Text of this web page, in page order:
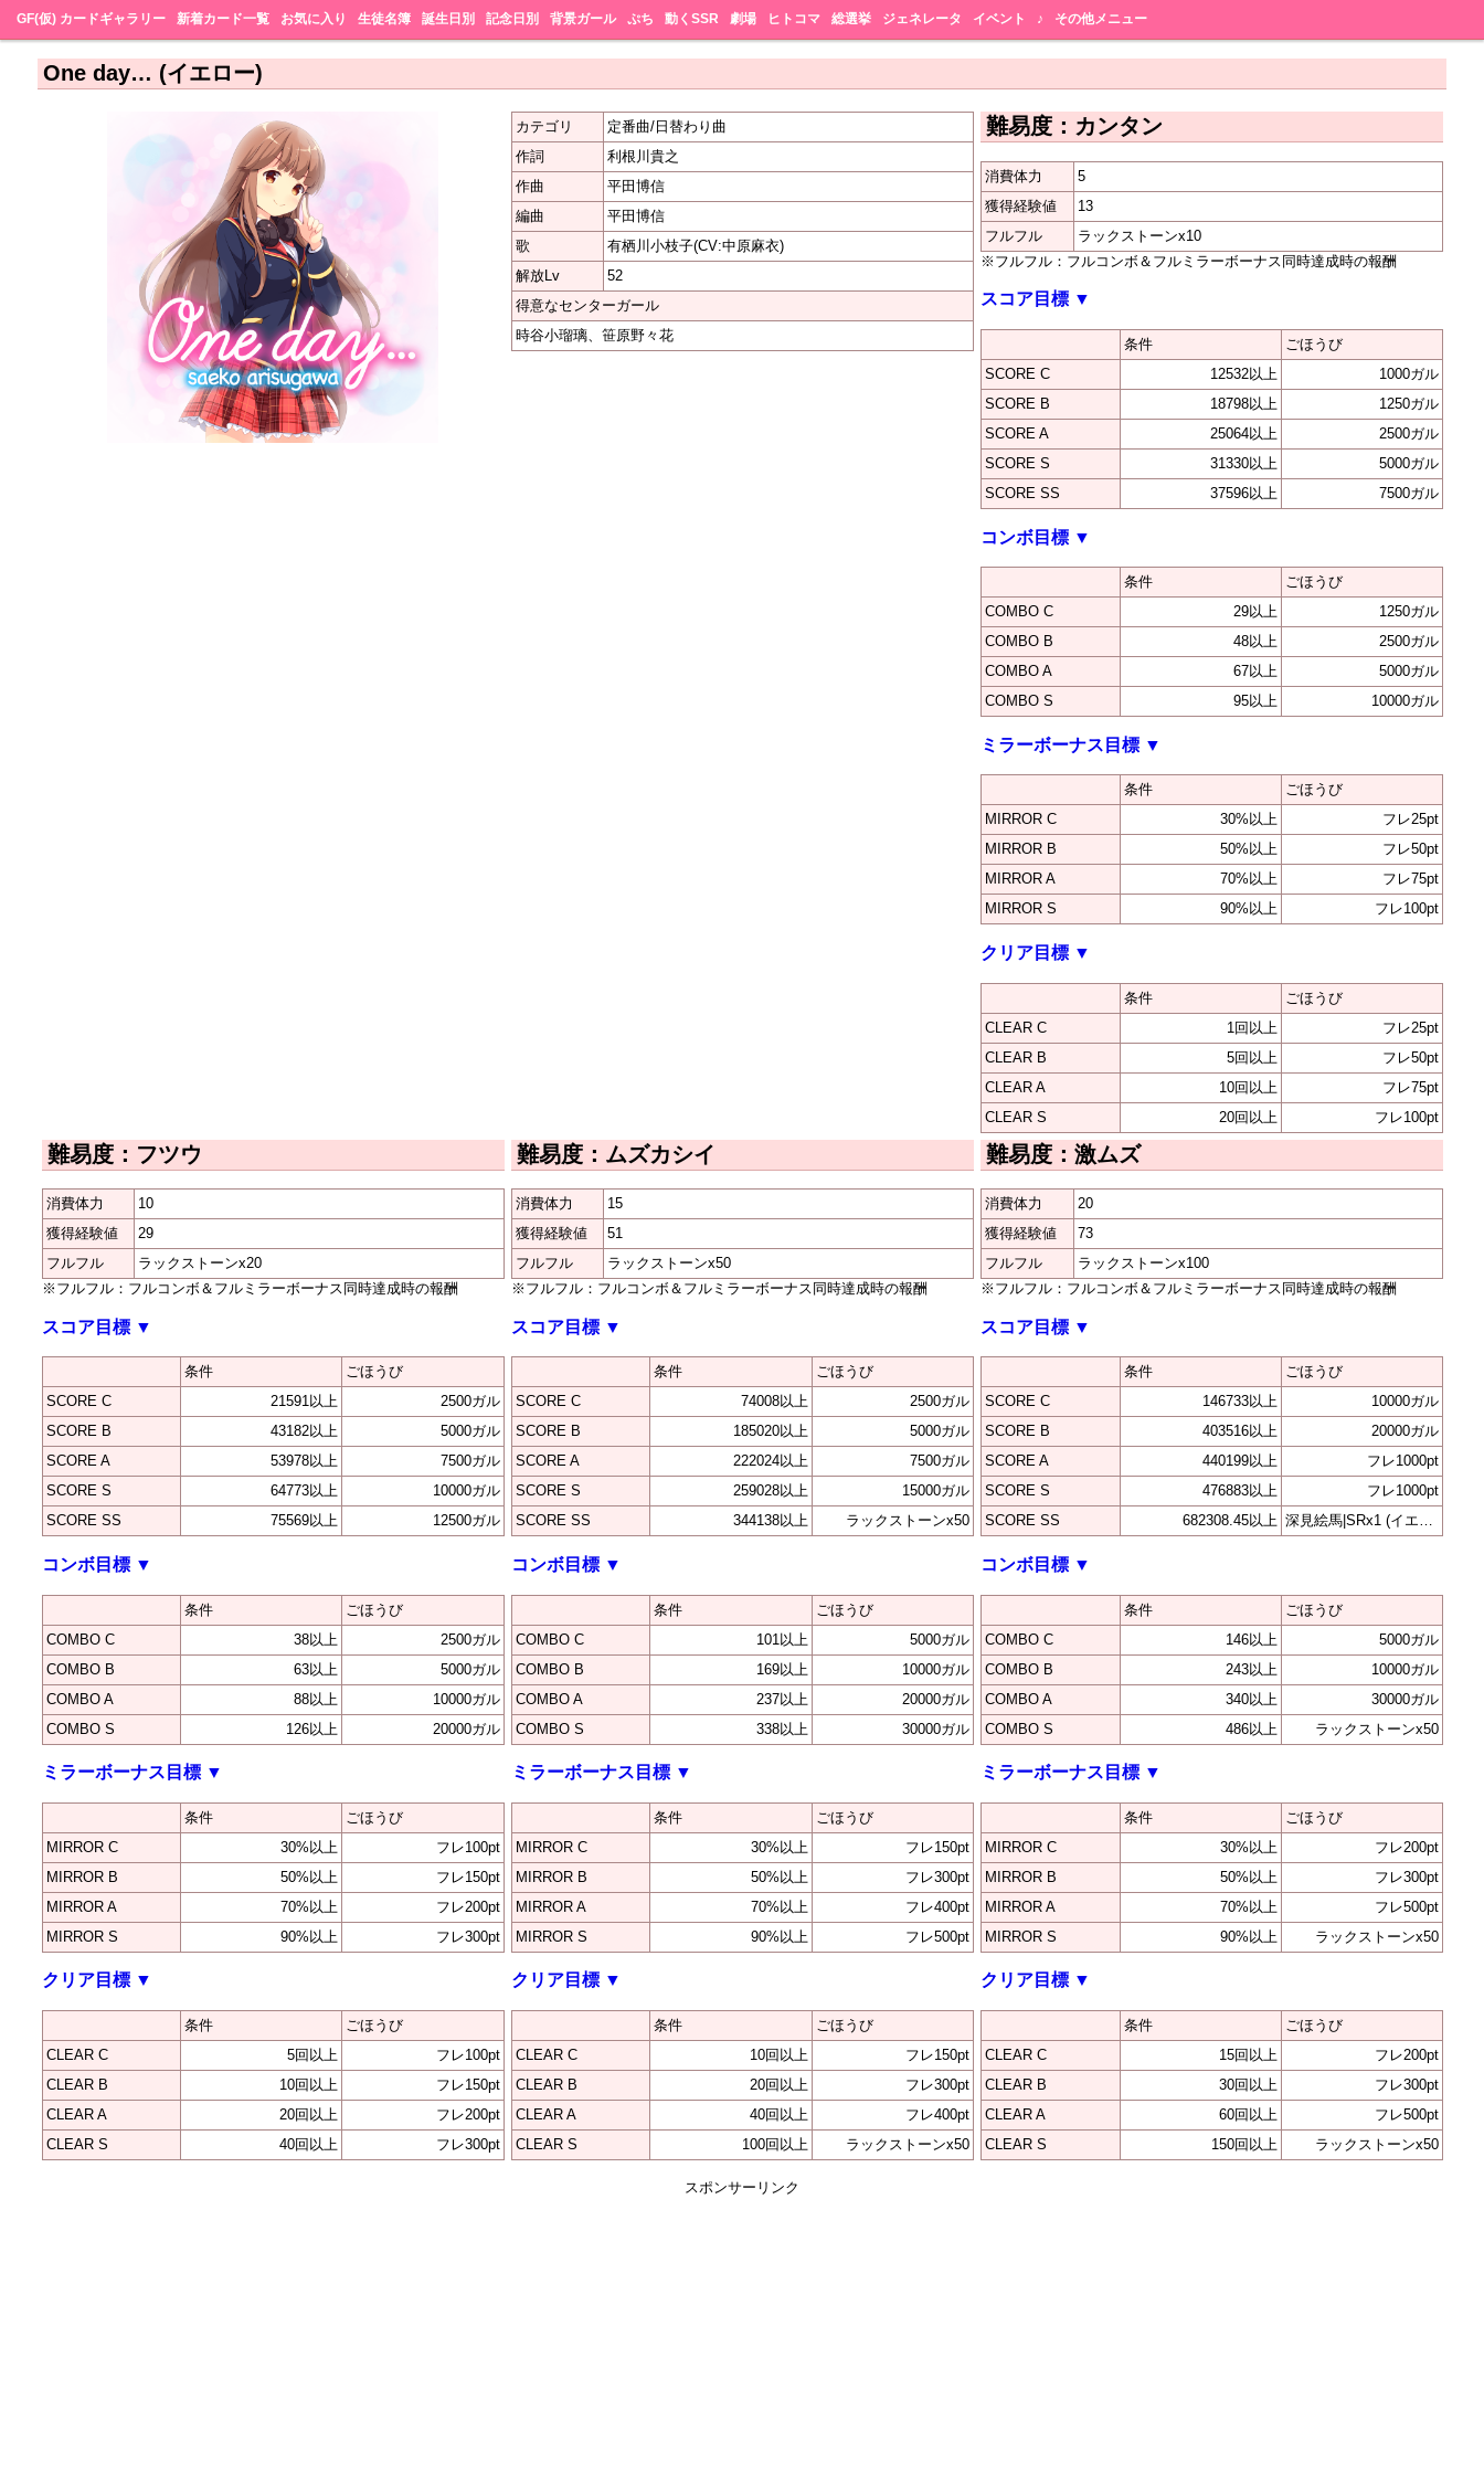
GF(仮) カードギャラリー 新着カード一覧 お気に入り 生徒名簿 誕生日別 記念日別 背景ガール ぷち 動くSSR 劇場 ヒトコマ 総選挙 ジェネレータ イベント ♪ その他メニュー
One day… (イエロー)
カテゴリ
定番曲/日替わり曲
作詞
利根川貴之
作曲
平田博信
編曲
平田博信
歌
有栖川小枝子(CV:中原麻衣)
解放Lv
52
得意なセンターガール
時谷小瑠璃、笹原野々花
難易度：カンタン
消費体力
5
獲得経験値
13
フルフル
ラックストーンx10
※フルフル：フルコンボ＆フルミラーボーナス同時達成時の報酬
スコア目標 ▼
条件
ごほうび
SCORE C
12532以上
1000ガル
SCORE B
18798以上
1250ガル
SCORE A
25064以上
2500ガル
SCORE S
31330以上
5000ガル
SCORE SS
37596以上 7500ガル
コンボ目標 ▼
条件
ごほうび
COMBO C
29以上
1250ガル
COMBO B
48以上
2500ガル
COMBO A
67以上
5000ガル
COMBO S
95以上 10000ガル
ミラーボーナス目標 ▼
条件
ごほうび
MIRROR C
30%以上
フレ25pt
MIRROR B
50%以上
フレ50pt
MIRROR A
70%以上
フレ75pt
MIRROR S
90%以上 フレ100pt
クリア目標 ▼
条件
ごほうび
CLEAR C
1回以上
フレ25pt
CLEAR B
5回以上
フレ50pt
CLEAR A
10回以上
フレ75pt
CLEAR S
20回以上 フレ100pt
難易度：フツウ
消費体力
10
獲得経験値
29
フルフル
ラックストーンx20
※フルフル：フルコンボ＆フルミラーボーナス同時達成時の報酬
スコア目標 ▼
条件
ごほうび
SCORE C
21591以上
2500ガル
SCORE B
43182以上
5000ガル
SCORE A
53978以上
7500ガル
SCORE S
64773以上
10000ガル
SCORE SS
75569以上 12500ガル
コンボ目標 ▼
条件
ごほうび
COMBO C
38以上
2500ガル
COMBO B
63以上
5000ガル
COMBO A
88以上
10000ガル
COMBO S
126以上 20000ガル
ミラーボーナス目標 ▼
条件
ごほうび
MIRROR C
30%以上
フレ100pt
MIRROR B
50%以上
フレ150pt
MIRROR A
70%以上
フレ200pt
MIRROR S
90%以上 フレ300pt
クリア目標 ▼
条件
ごほうび
CLEAR C
5回以上
フレ100pt
CLEAR B
10回以上
フレ150pt
CLEAR A
20回以上
フレ200pt
CLEAR S
40回以上 フレ300pt
難易度：ムズカシイ
消費体力
15
獲得経験値
51
フルフル
ラックストーンx50
※フルフル：フルコンボ＆フルミラーボーナス同時達成時の報酬
スコア目標 ▼
条件
ごほうび
SCORE C
74008以上
2500ガル
SCORE B
185020以上
5000ガル
SCORE A
222024以上
7500ガル
SCORE S
259028以上
15000ガル
SCORE SS
344138以上 ラックストーンx50
コンボ目標 ▼
条件
ごほうび
COMBO C
101以上
5000ガル
COMBO B
169以上
10000ガル
COMBO A
237以上
20000ガル
COMBO S
338以上 30000ガル
ミラーボーナス目標 ▼
条件
ごほうび
MIRROR C
30%以上
フレ150pt
MIRROR B
50%以上
フレ300pt
MIRROR A
70%以上
フレ400pt
MIRROR S
90%以上 フレ500pt
クリア目標 ▼
条件
ごほうび
CLEAR C
10回以上
フレ150pt
CLEAR B
20回以上
フレ300pt
CLEAR A
40回以上
フレ400pt
CLEAR S
100回以上 ラックストーンx50
難易度：激ムズ
消費体力
20
獲得経験値
73
フルフル
ラックストーンx100
※フルフル：フルコンボ＆フルミラーボーナス同時達成時の報酬
スコア目標 ▼
条件
ごほうび
SCORE C
146733以上
10000ガル
SCORE B
403516以上
20000ガル
SCORE A
440199以上
フレ1000pt
SCORE S
476883以上
フレ1000pt
SCORE SS
682308.45以上 深見絵馬|SRx1 (イエロー)
コンボ目標 ▼
条件
ごほうび
COMBO C
146以上
5000ガル
COMBO B
243以上
10000ガル
COMBO A
340以上
30000ガル
COMBO S
486以上 ラックストーンx50
ミラーボーナス目標 ▼
条件
ごほうび
MIRROR C
30%以上
フレ200pt
MIRROR B
50%以上
フレ300pt
MIRROR A
70%以上
フレ500pt
MIRROR S
90%以上 ラックストーンx50
クリア目標 ▼
条件
ごほうび
CLEAR C
15回以上
フレ200pt
CLEAR B
30回以上
フレ300pt
CLEAR A
60回以上
フレ500pt
CLEAR S
150回以上 ラックストーンx50
スポンサーリンク